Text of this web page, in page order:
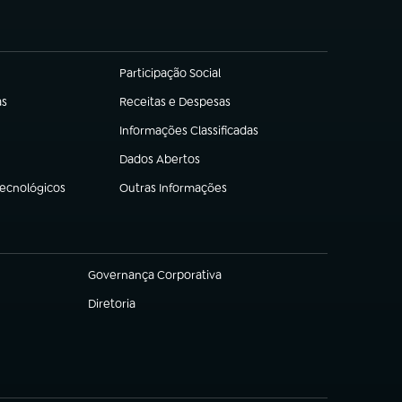
Participação Social
(abre em nova aba)
Receitas e Despesas
(abre em nova aba)
Informações Classificadas
(abre em nova aba)
Dados Abertos
(abre em nova aba)
Outras Informações
(abre em nova aba)
Governança Corporativa
(abre em nova aba)
Diretoria
(abre em nova aba)